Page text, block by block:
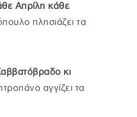
Απρίλη κάθε
πλησιάζει τα
κι
αγγίζει τα